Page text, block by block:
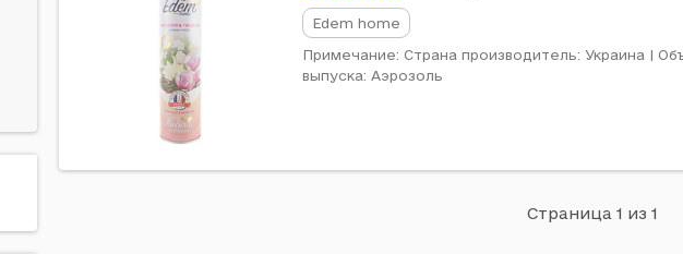
Edem home
Примечание: Страна производитель: Украина |
выпуска: Аэрозоль
Страница 1 из 1